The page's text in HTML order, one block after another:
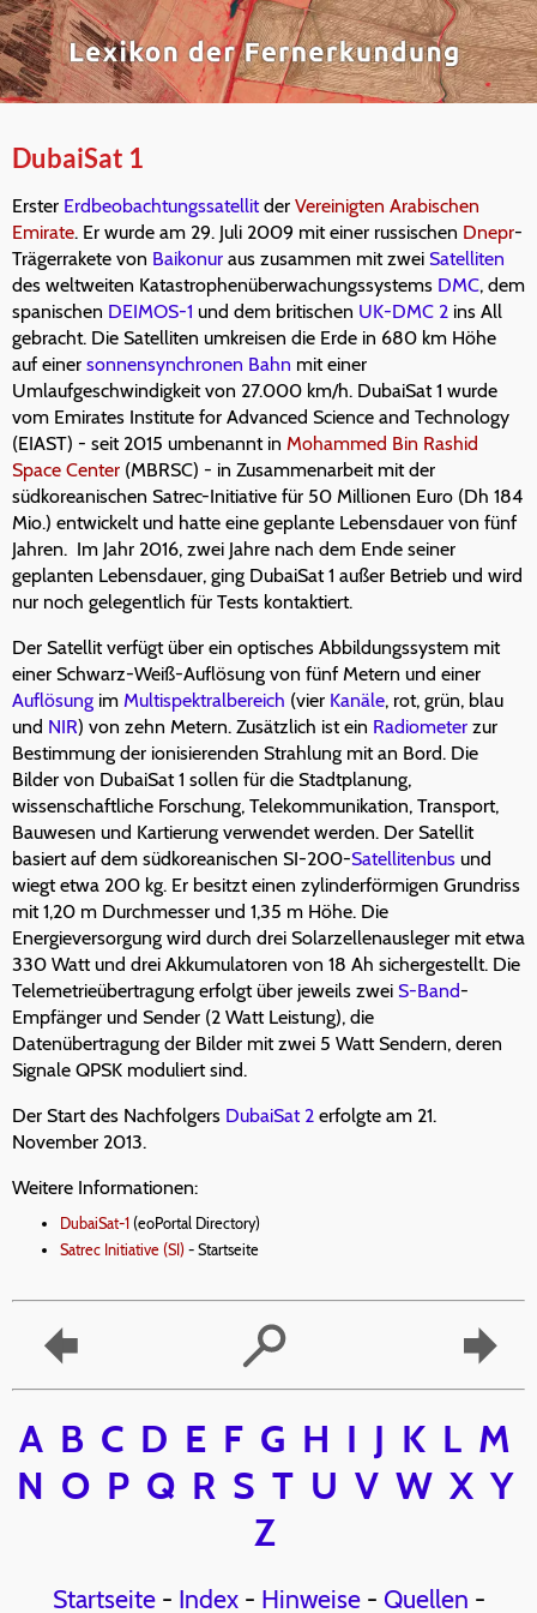
DubaiSat 1
Erster Erdbeobachtungssatellitder Vereinigten Arabischen
Emirate. Er wurde am 29. Juli 2009 mit einer russischen Dnepr-
Trägerrakete von Baikonur aus zusammen mit zwei Satelliten
des weltweiten Katastrophenüberwachungssystems DMC, dem
spanischen DEIMOS-1 und dem britischen UK-DMC 2 ins All
gebracht. Die Satelliten umkreisen die Erde in 680 km Höhe
auf einer sonnensynchronen Bahn mit einer
Umlaufgeschwindigkeit von 27.000 km/h. DubaiSat 1 wurde
vom Emirates Institute for Advanced Science and Technology
(EIAST) - seit 2015 umbenannt in Mohammed Bin Rashid
Space Center (MBRSC) - in Zusammenarbeit mit der
südkoreanischen Satrec-Initiative für 50 Millionen Euro (Dh 184
Mio.) entwickelt und hatte eine geplante Lebensdauer von fünf
Jahren. Im Jahr 2016, zwei Jahre nach dem Ende seiner
geplanten Lebensdauer, ging DubaiSat 1 außer Betrieb und wird
nur noch gelegentlich für Tests kontaktiert.
Der Satellit verfügt über ein optisches Abbildungssystem mit
einer Schwarz-Weiß-Auflösung von fünf Metern und einer
Auflösung im Multispektralbereich (vier Kanäle, rot, grün, blau
und NIR) von zehn Metern. Zusätzlich ist ein Radiometer zur
Bestimmung der ionisierenden Strahlung mit an Bord. Die
Bilder von DubaiSat 1 sollen für die Stadtplanung,
wissenschaftliche Forschung, Telekommunikation, Transport,
Bauwesen und Kartierung verwendet werden. Der Satellit
basiert auf dem südkoreanischen SI-200-Satellitenbus und
wiegt etwa 200 kg. Er besitzt einen zylinderförmigen Grundriss
mit 1,20 m Durchmesser und 1,35 m Höhe. Die
Energieversorgung wird durch drei Solarzellenausleger mit etwa
330 Watt und drei Akkumulatoren von 18 Ah sichergestellt. Die
Telemetrieübertragung erfolgt über jeweils zwei S-Band-
Empfänger und Sender (2 Watt Leistung), die
Datenübertragung der Bilder mit zwei 5 Watt Sendern, deren
Signale QPSK moduliert sind.
Der Start des Nachfolgers DubaiSat 2 erfolgte am 21.
November 2013.
Weitere Informationen:
DubaiSat-1 (eoPortal Directory)
Satrec Initiative (SI) - Startseite
A B C D E F G H I J K L M
N O P Q R S T U V W X Y
Z
Startseite- Index- Hinweise- Quellen -